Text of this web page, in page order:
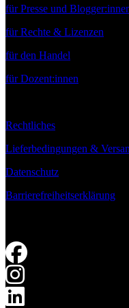
für Presse und
für Rechte & Lizenzen
für den Handel
für Dozent:innen
Rechtliches
Lieferbedingungen &
Datenschutz
Barrierefreiheitserklärung